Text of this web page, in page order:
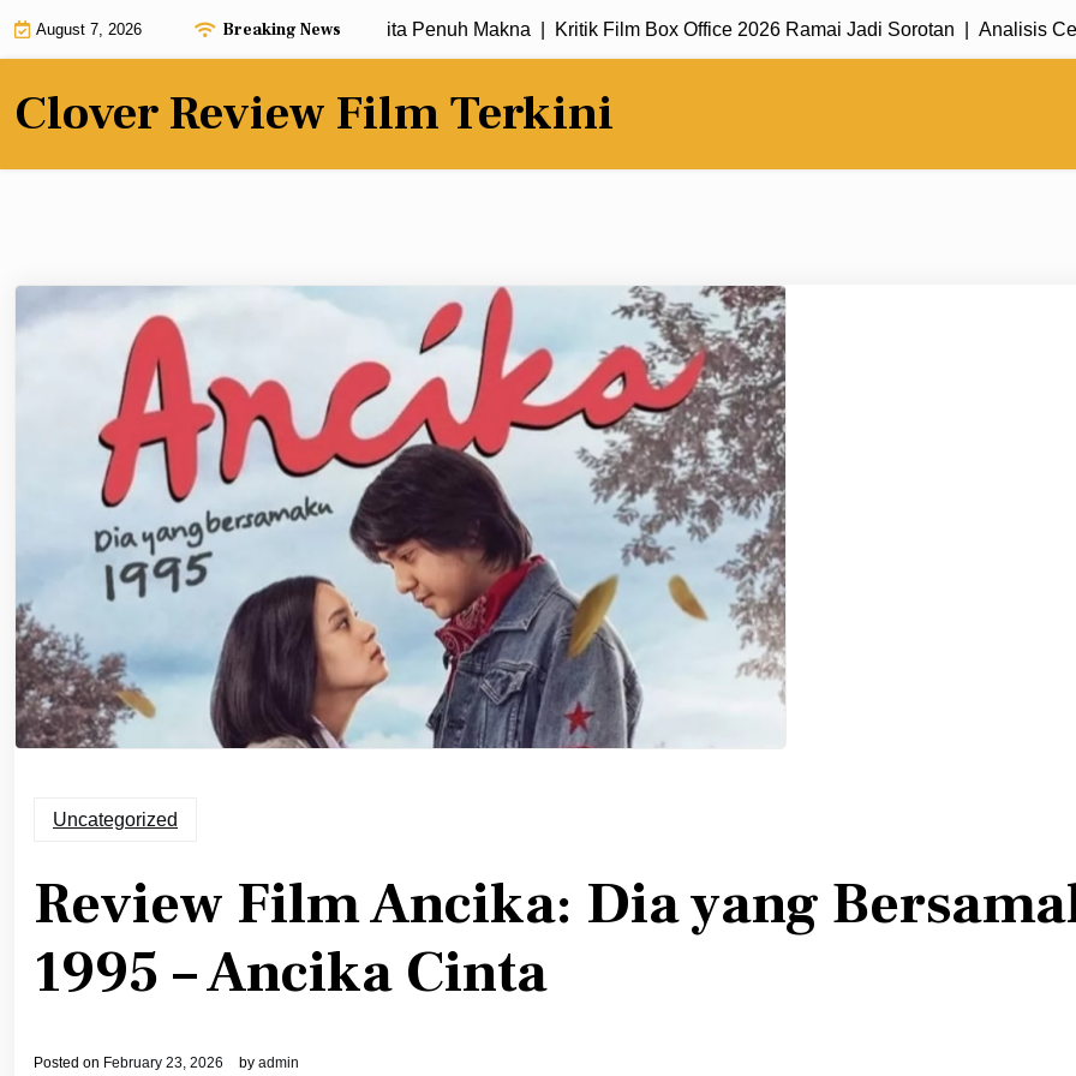
August 7, 2026 Breaking News
Review Film Terbaru dengan Alur Cerita Penuh Makna |Kritik Film Box Office 2026 Ramai Jadi Sorotan |Analisis Cerita
Clover Review Film Terkini
Uncategorized
Review Film Ancika: Dia yang
1995 – Ancika Cinta
Posted on February 23, 2026 by admin